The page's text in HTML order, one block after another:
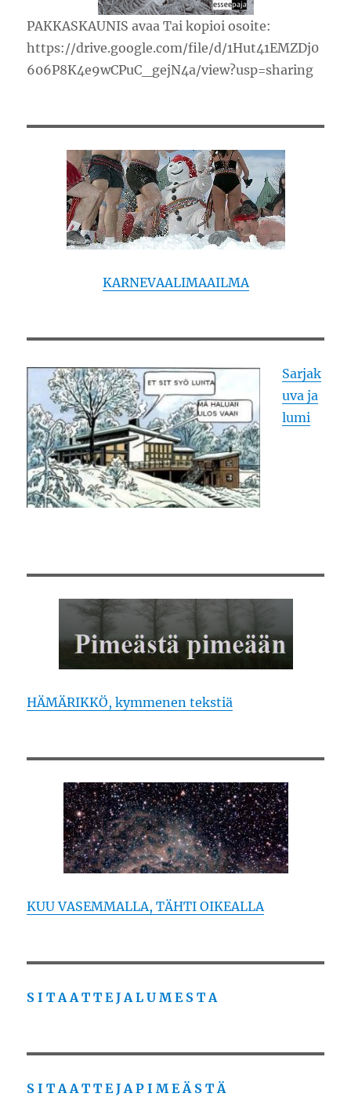
PAKKASKAUNIS avaa Tai kopioi osoite:
https://drive.google.com/file/d/1Hut41EMZDj0
606P8K4e9wCPuC_gejN4a/view?usp=sharing
KARNEVAALIMAAILMA
Sarjak
uva ja
lumi
HÄMÄRIKKÖ, kymmenen tekstiä
KUU VASEMMALLA, TÄHTI OIKEALLA
S I T A A T T E J A L U M E S T A
S I T A A T T E J A P I M E Ä S T Ä